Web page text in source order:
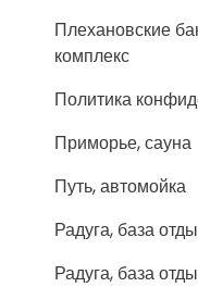
Плехановские
комплекс
Политика
Приморье, сауна
Путь, автомойка
Радуга, база
Радуга, база